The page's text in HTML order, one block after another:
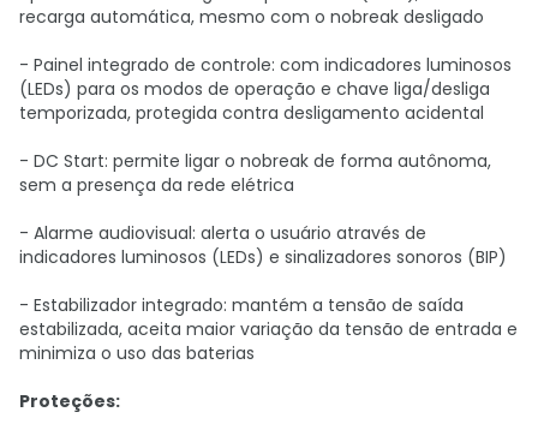
recarga automática, mesmo com o nobreak desligado
- Painel integrado de controle: com indicadores luminosos
(LEDs) para os modos de operação e chave liga/desliga
temporizada, protegida contra desligamento acidental
- DC Start: permite ligar o nobreak de forma autônoma,
sem a presença da rede elétrica
- Alarme audiovisual: alerta o usuário através de
indicadores luminosos (LEDs) e sinalizadores sonoros (BIP)
- Estabilizador integrado: mantém a tensão de saída
estabilizada, aceita maior variação da tensão de entrada e
minimiza o uso das baterias
Proteções: